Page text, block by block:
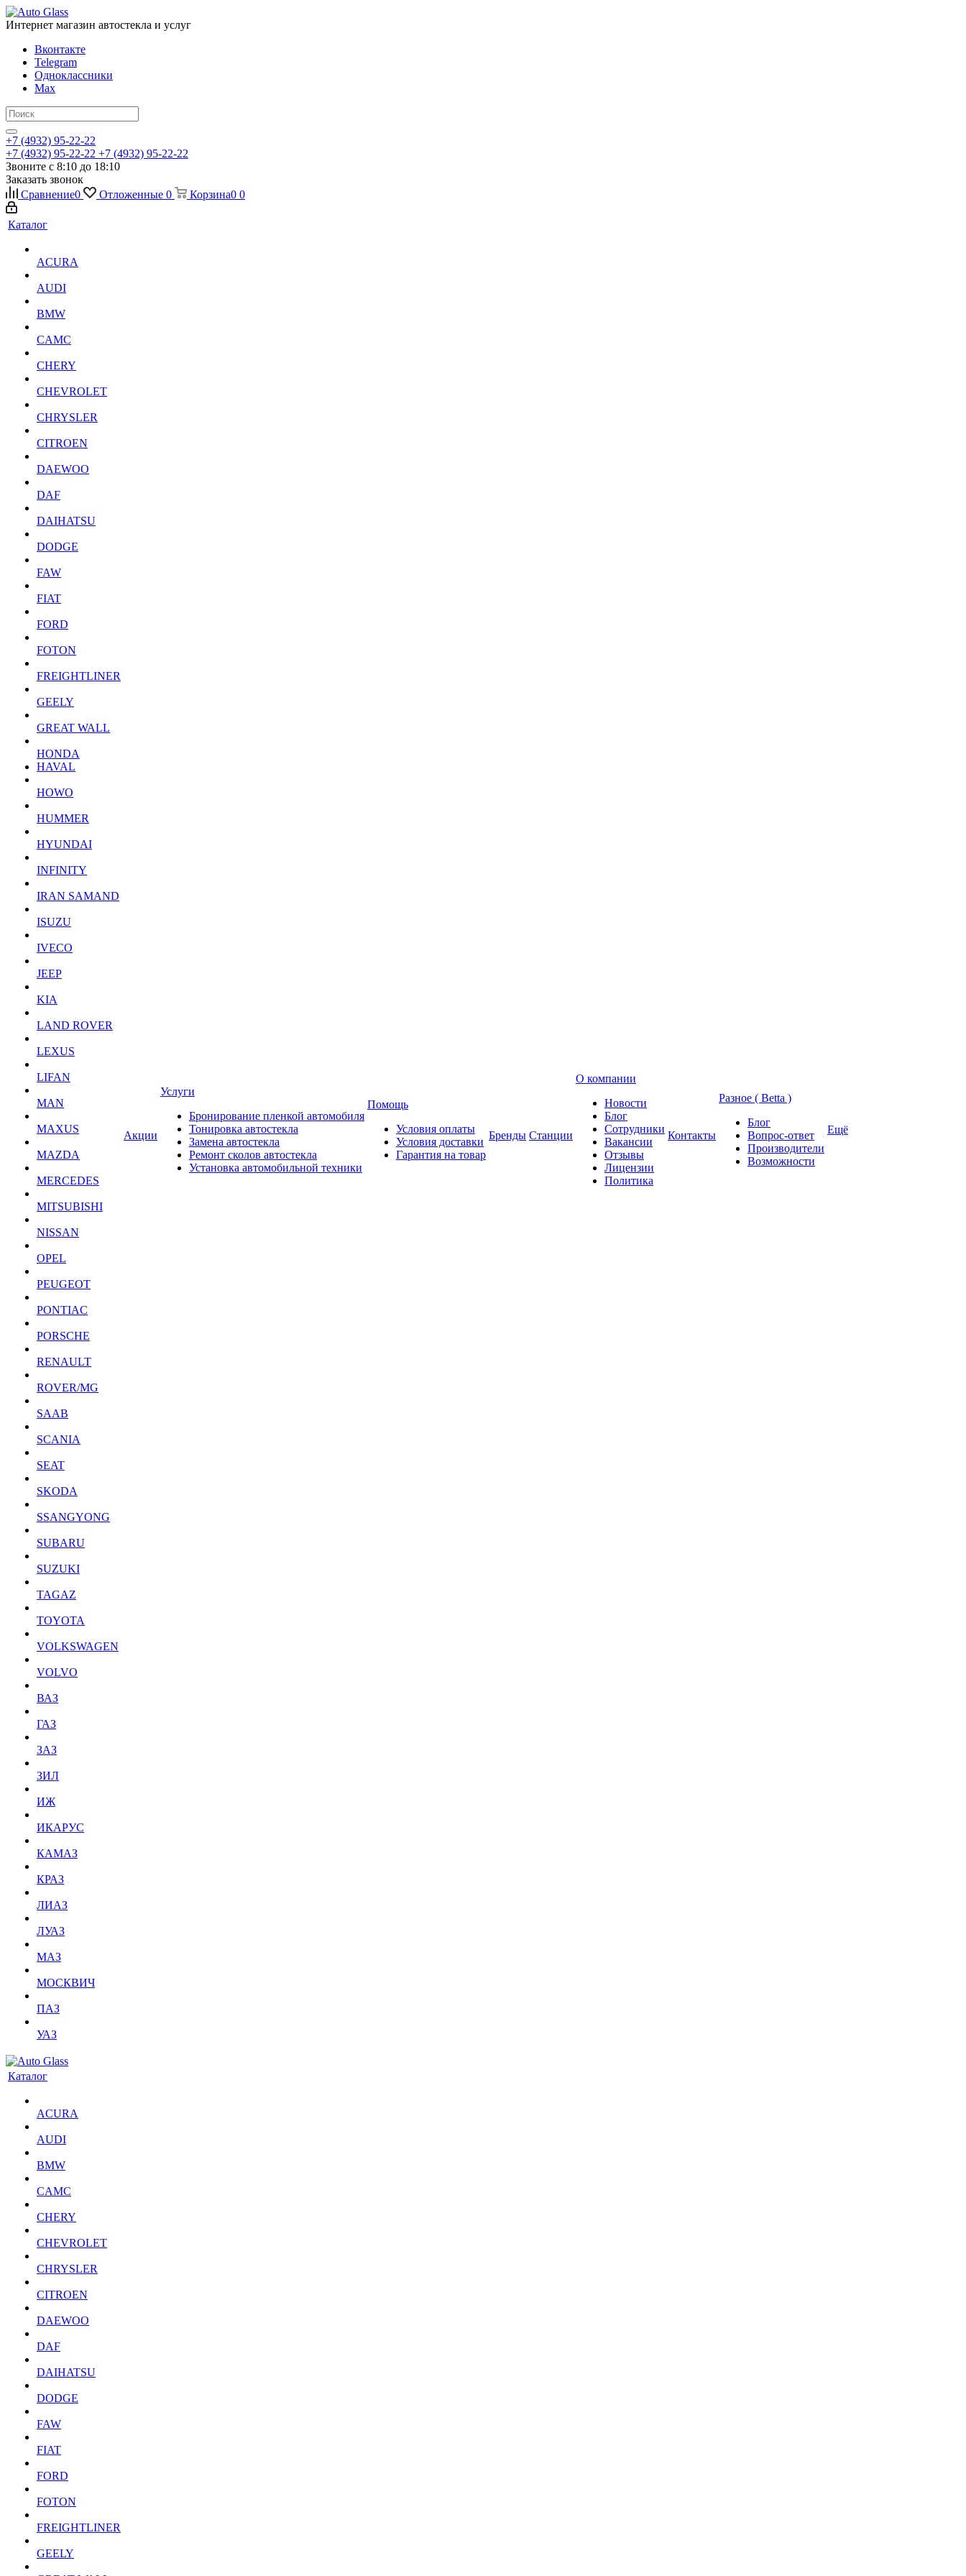
Интернет магазин автостекла и услуг
Вконтакте
Telegram
Одноклассники
Max
+7 (4932) 95-22-22
+7 (4932) 95-22-22 +7 (4932) 95-22-22
Звоните с 8:10 до 18:10
Заказать звонок
Сравнение0 Отложенные 0 Корзина0 0
Каталог
ACURA
AUDI
BMW
CAMC
CHERY
CHEVROLET
CHRYSLER
CITROEN
DAEWOO
DAF
DAIHATSU
DODGE
FAW
FIAT
FORD
FOTON
FREIGHTLINER
GEELY
GREAT WALL
HONDA
HAVAL
HOWO
HUMMER
HYUNDAI
INFINITY
IRAN SAMAND
ISUZU
IVECO
JEEP
KIA
LAND ROVER
LEXUS
LIFAN
MAN
MAXUS
MAZDA
MERCEDES
MITSUBISHI
NISSAN
OPEL
PEUGEOT
PONTIAC
PORSCHE
RENAULT
ROVER/MG
SAAB
SCANIA
SEAT
SKODA
SSANGYONG
SUBARU
SUZUKI
TAGAZ
TOYOTA
VOLKSWAGEN
VOLVO
ВАЗ
ГАЗ
ЗАЗ
ЗИЛ
ИЖ
ИКАРУС
КАМАЗ
КРАЗ
ЛИАЗ
ЛУАЗ
МАЗ
МОСКВИЧ
ПАЗ
УАЗ
Акции
Услуги
Бронирование пленкой автомобиля
Тонировка автостекла
Замена автостекла
Ремонт сколов автостекла
Установка автомобильной техники
Помощь
Условия оплаты
Условия доставки
Гарантия на товар
Бренды Станции
О компании
Новости
Блог
Сотрудники
Вакансии
Отзывы
Лицензии
Политика
Контакты
Разное ( Betta )
Блог
Вопрос-ответ
Производители
Возможности
Ещё
Каталог
ACURA
AUDI
BMW
CAMC
CHERY
CHEVROLET
CHRYSLER
CITROEN
DAEWOO
DAF
DAIHATSU
DODGE
FAW
FIAT
FORD
FOTON
FREIGHTLINER
GEELY